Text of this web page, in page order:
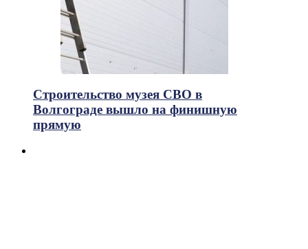
Строительство музея СВО в
Волгограде вышло на финишную
прямую